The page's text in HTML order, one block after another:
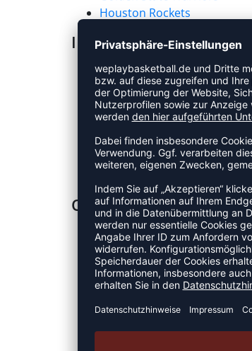
Houston Rockets
I - N
Indiana Pacers
Los Angeles Clippers
Los Angeles Lakers
Memphis Grizzlies
Miami Heat
Milwaukee Bucks
New York Knicks
O - T
Oklahoma City Thunder
Orlando Magic
Philadelphia 76ers
Phoenix Suns
Portland Trail Blazers